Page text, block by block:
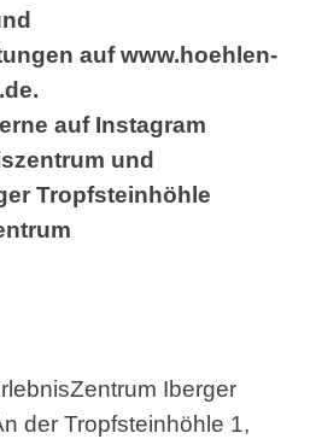
aufwww.hoehlen-
.
auf Instagram
und
Tropfsteinhöhle
Iberger
der Tropfsteinhöhle 1,